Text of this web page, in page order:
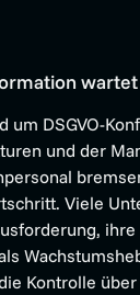
um DSGVO-
und der
Viele
ihre
Kontrolle